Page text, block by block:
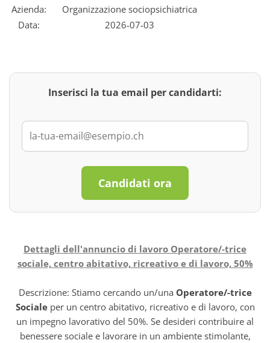
Azienda:
Organizzazione sociopsichiatrica
Data:
2026-07-03
Inserisci la tua email per candidarti:
Candidati ora
Dettagli dell'annuncio di lavoro Operatore/-trice
sociale, centro abitativo, ricreativo e di lavoro, 50%
Descrizione: Stiamo cercando un/una Operatore/-trice
Socialeper un centro abitativo, ricreativo e di lavoro, con
un impegno lavorativo del 50%. Se desideri contribuire al
benessere sociale e lavorare in un ambiente stimolante,